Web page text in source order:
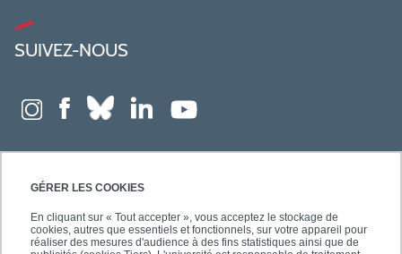
GÉRER LES COOKIES
En cliquant sur « Tout accepter », vous acceptez le stockage de
cookies, autres que essentiels et fonctionnels, sur votre appareil pour
réaliser des mesures d'audience à des fins statistiques ainsi que de
SUIVEZ-NOUS